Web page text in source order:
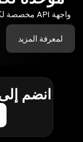
واجهة API مخصصة لكل أداة. بسيطة، سريعة، وموثقة بالكامل
لمعرفة المزيد
انضم